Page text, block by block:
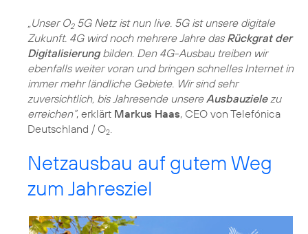
„Unser O25G Netz ist nun live. 5G ist unsere digitale
Zukunft. 4G wird noch mehrere Jahre das Rückgrat der
Digitalisierungbilden. Den 4G-Ausbau treiben wir
ebenfalls weiter voran und bringen schnelles Internet in
immer mehr ländliche Gebiete. Wir sind sehr
zuversichtlich, bis Jahresende unsereAusbauzielezu
erreichen“, erklärt Markus Haas, CEO von Telefónica
Deutschland / O2
Netzausbau auf gutem Weg
zum Jahresziel